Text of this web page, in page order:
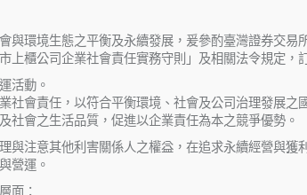
與環境生態之平衡及永續發展，爰參酌臺灣證券交易
上櫃公司企業社會責任實務守則」及相關法令規定，
活動。
社會責任，以符合平衡環境、社會及公司治理發展之
社會之生活品質，促進以企業責任為本之競爭優勢。
與注意其他利害關係人之權益，在追求永續經營與獲
營運。
面：